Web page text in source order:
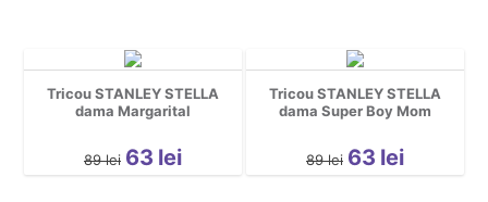
Tricou STANLEY STELLA
dama Margarital
89 lei 63 lei
Tricou STANLEY STELLA
dama Super Boy Mom
89 lei 63 lei